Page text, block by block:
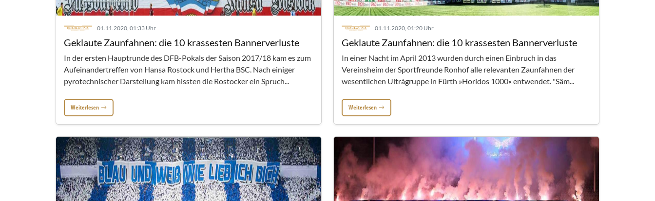
01.11.2020, 01:33 Uhr
Geklaute Zaunfahnen: die 10 krassesten Bannerverluste
In der ersten Hauptrunde des DFB-Pokals der Saison 2017/18 kam es zum
Aufeinandertreffen von Hansa Rostock und Hertha BSC. Nach einiger
pyrotechnischer Darstellung kam hissten die Rostocker ein Spruch...
Weiterlesen
01.11.2020, 01:20 Uhr
Geklaute Zaunfahnen: die 10 krassesten Bannerverluste
In einer Nacht im April 2013 wurden durch einen Einbruch in das
Vereinsheim der Sportfreunde Ronhof alle relevanten Zaunfahnen der
wesentlichen Ultràgruppe in Fürth »Horidos 1000« entwendet. "Säm...
Weiterlesen